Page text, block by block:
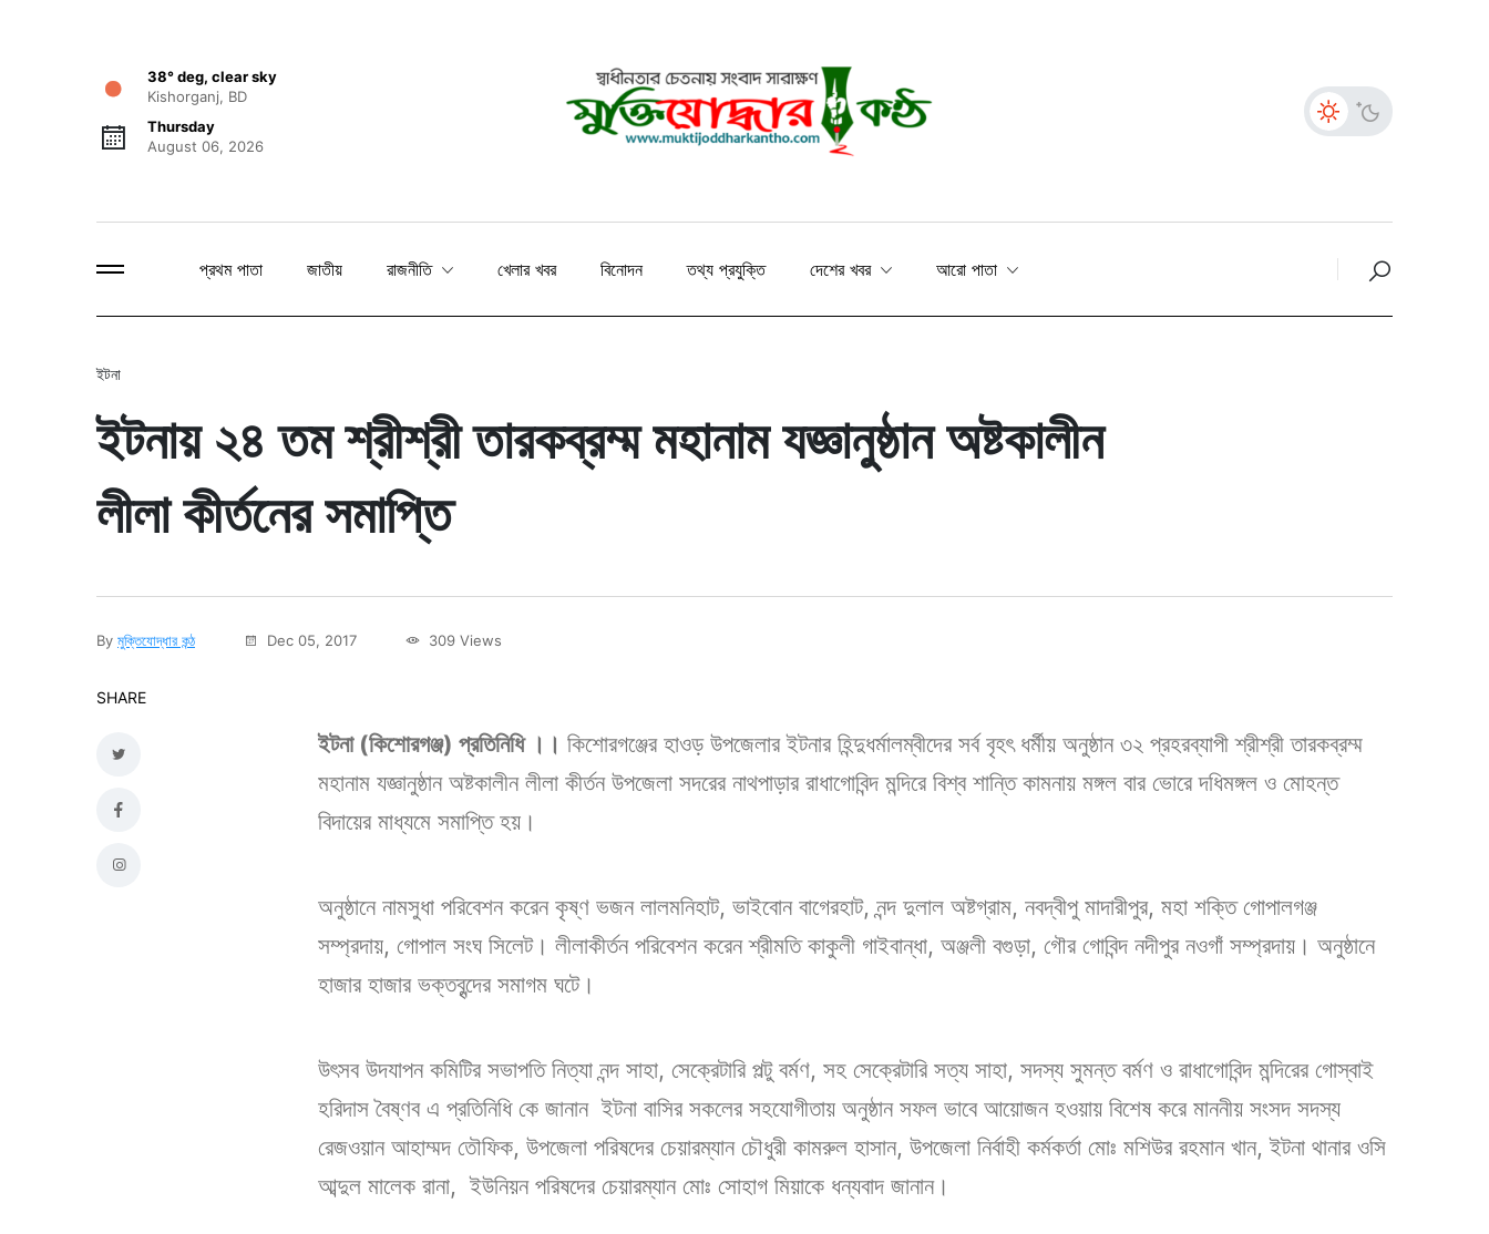
38° deg, clear sky
Kishorganj, BD
Thursday
August 06, 2026
প্রথম পাতা জাতীয় রাজনীতি খেলার খবর বিনোদন তথ্য প্রযুক্তি দেশের খবর আরো পাতা
ইটনা
ইটনায় ২৪ তম শ্রীশ্রী তারকব্রম্ম মহানাম যজ্ঞানুষ্ঠান অষ্টকালীন
লীলা কীর্তনের সমাপ্তি
By মুক্তিযোদ্ধার কন্ঠ Dec 05, 2017 309 Views
SHARE
ইটনা (কিশোরগঞ্জ) প্রতিনিধি ।। কিশোরগঞ্জের হাওড় উপজেলার ইটনার হিন্দুধর্মালম্বীদের সর্ব বৃহৎ ধর্মীয় অনুষ্ঠান ৩২ প্রহরব্যাপী শ্রীশ্রী তারকব্রম্ম
মহানাম যজ্ঞানুষ্ঠান অষ্টকালীন লীলা কীর্তন উপজেলা সদরের নাথপাড়ার রাধাগোবিন্দ মন্দিরে বিশ্ব শান্তি কামনায় মঙ্গল বার ভোরে দধিমঙ্গল ও মোহন্ত
বিদায়ের মাধ্যমে সমাপ্তি হয়।
অনুষ্ঠানে নামসুধা পরিবেশন করেন কৃষ্ণ ভজন লালমনিহাট, ভাইবোন বাগেরহাট, নন্দ দুলাল অষ্টগ্রাম, নবদ্বীপু মাদারীপুর, মহা শক্তি গোপালগঞ্জ
সম্প্রদায়, গোপাল সংঘ সিলেট। লীলাকীর্তন পরিবেশন করেন শ্রীমতি কাকুলী গাইবান্ধা, অঞ্জলী বগুড়া, গৌর গোবিন্দ নদীপুর নওগাঁ সম্প্রদায়। অনুষ্ঠানে
হাজার হাজার ভক্তবৃন্দের সমাগম ঘটে।
উৎসব উদযাপন কমিটির সভাপতি নিত্যা নন্দ সাহা, সেক্রেটারি পল্টু বর্মণ, সহ সেক্রেটারি সত্য সাহা, সদস্য সুমন্ত বর্মণ ও রাধাগোবিন্দ মন্দিরের গোস্বাই
হরিদাস বৈষ্ণব এ প্রতিনিধি কে জানান ইটনা বাসির সকলের সহযোগীতায় অনুষ্ঠান সফল ভাবে আয়োজন হওয়ায় বিশেষ করে মাননীয় সংসদ সদস্য
রেজওয়ান আহাম্মদ তৌফিক, উপজেলা পরিষদের চেয়ারম্যান চৌধুরী কামরুল হাসান, উপজেলা নির্বাহী কর্মকর্তা মোঃ মশিউর রহমান খান, ইটনা থানার ওসি
আব্দুল মালেক রানা, ইউনিয়ন পরিষদের চেয়ারম্যান মোঃ সোহাগ মিয়াকে ধন্যবাদ জানান।